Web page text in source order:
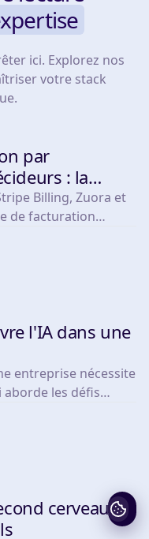
ici. Explorez nos
votre stack
par
: la
Billing, Zuora et
de facturation
l'IA dans une
entreprise nécessite
les défis
cerveau :